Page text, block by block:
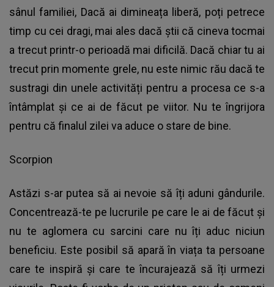
sânul familiei, Dacă ai dimineața liberă, poți petrece
timp cu cei dragi, mai ales dacă știi că cineva tocmai
a trecut printr-o perioadă mai dificilă. Dacă chiar tu ai
trecut prin momente grele, nu este nimic rău dacă te
sustragi din unele activități pentru a procesa ce s-a
întâmplat și ce ai de făcut pe viitor. Nu te îngrijora
pentru că finalul zilei va aduce o stare de bine.
Scorpion
Astăzi s-ar putea să ai nevoie să îți aduni gândurile.
Concentrează-te pe lucrurile pe care le ai de făcut și
nu te aglomera cu sarcini care nu îți aduc niciun
beneficiu. Este posibil să apară în viața ta persoane
care te inspiră și care te încurajează să îți urmezi